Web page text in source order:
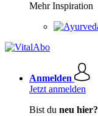
Mehr Inspiration
Anmelden
Jetzt anmelden
Bist du neu hier?